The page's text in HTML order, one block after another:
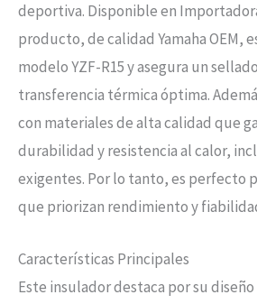
deportiva. Disponible en
producto, de calidad Yamaha OEM,
modelo YZF-R15 y asegura un
transferencia térmica óptima.
con materiales de alta calidad que
durabilidad y resistencia al calor,
exigentes. Por lo tanto, es perfecto
que priorizan rendimiento y
Características Principales
Este insulador destaca por su